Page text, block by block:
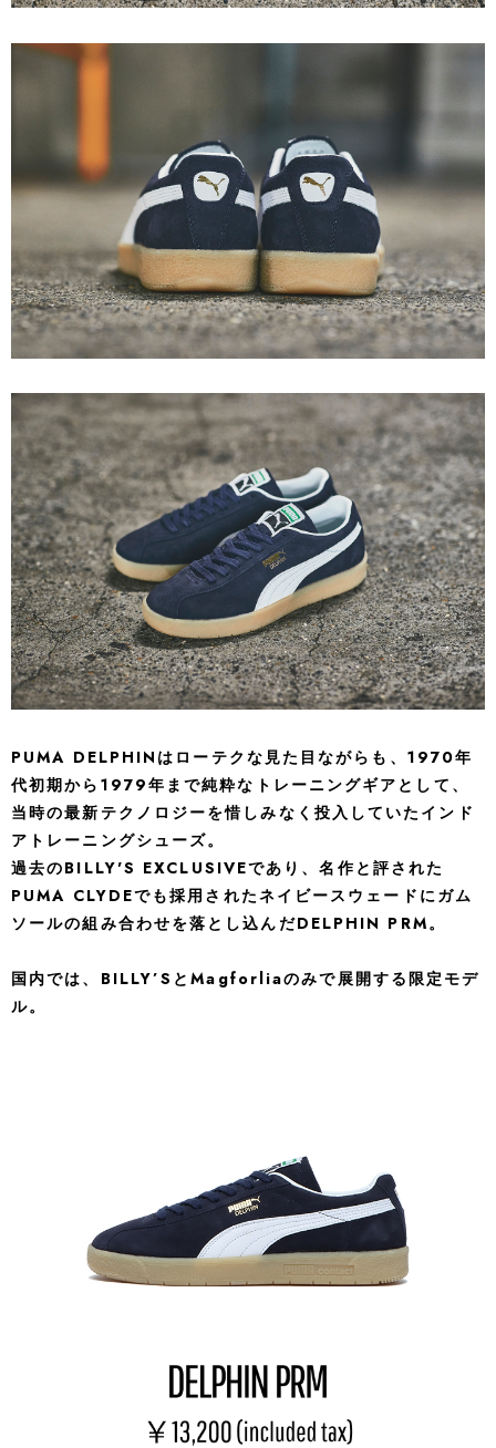
PUMA DELPHINはローテクな見た目ながらも、1970年
代初期から1979年まで純粋なトレーニングギアとして、
当時の最新テクノロジーを惜しみなく投入していたインド
アトレーニングシューズ。
過去のBILLY'S EXCLUSIVEであり、名作と評された
PUMA CLYDEでも採用されたネイビースウェードにガム
ソールの組み合わせを落とし込んだDELPHIN PRM。
国内では、BILLY’SとMagforliaのみで展開する限定モデ
ル。